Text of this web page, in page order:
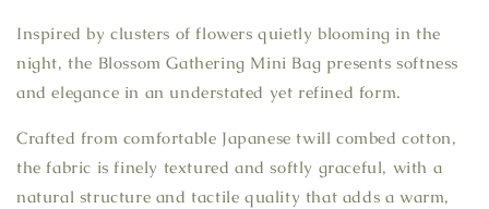
Inspired by clusters of flowers quietly blooming in the
night, the Blossom Gathering Mini Bag presents softness
and elegance in an understated yet refined form.
Crafted from comfortable Japanese twill combed cotton,
the fabric is finely textured and softly graceful, with a
natural structure and tactile quality that adds a warm,